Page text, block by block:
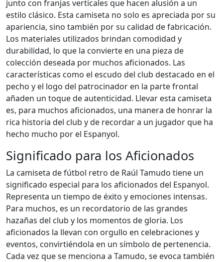
junto con franjas verticales que hacen alusión a un
estilo clásico. Esta camiseta no solo es apreciada por su
apariencia, sino también por su calidad de fabricación.
Los materiales utilizados brindan comodidad y
durabilidad, lo que la convierte en una pieza de
colección deseada por muchos aficionados. Las
características como el escudo del club destacado en el
pecho y el logo del patrocinador en la parte frontal
añaden un toque de autenticidad. Llevar esta camiseta
es, para muchos aficionados, una manera de honrar la
rica historia del club y de recordar a un jugador que ha
hecho mucho por el Espanyol.
Significado para los Aficionados
La camiseta de fútbol retro de Raúl Tamudo tiene un
significado especial para los aficionados del Espanyol.
Representa un tiempo de éxito y emociones intensas.
Para muchos, es un recordatorio de las grandes
hazañas del club y los momentos de gloria. Los
aficionados la llevan con orgullo en celebraciones y
eventos, convirtiéndola en un símbolo de pertenencia.
Cada vez que se menciona a Tamudo, se evoca también